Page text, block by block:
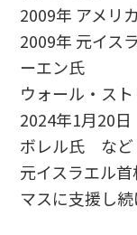
2009年 アメリ
2009年 元イス
ーエン氏
ウォール・ス
2024年1月20
ボレル氏 など
元イスラエル
マスに支援し